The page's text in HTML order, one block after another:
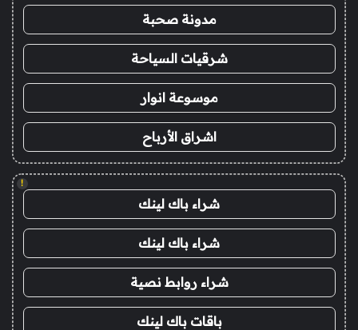
مدونة صحبة
شرقيات السياحة
موسوعة انوار
اشراق الأرباح
!
شراء باك لينك
شراء باك لينك
شراء روابط نصية
باقات باك لينك